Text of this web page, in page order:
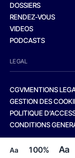
Aa 100% Aa
DOSSIERS
RENDEZ-VOUS
VIDEOS
PODCASTS
LEGAL
CGVMENTIONS
GESTION DES
POLITIQUE
CONDITIONS